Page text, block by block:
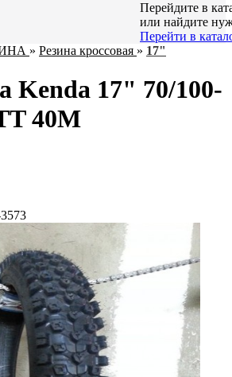
Перейдите в
или найдите
Перейти в
» Резина кроссовая » 17"
17" 70/100-
40M